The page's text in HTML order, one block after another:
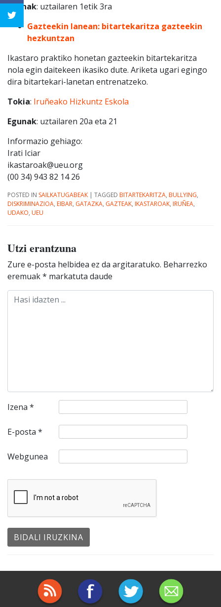
Egunak: uztailaren 1etik 3ra
Gazteekin lanean: bitartekaritza gazteekin
hezkuntzan
Ikastaro praktiko honetan gazteekin bitartekaritza
nola egin daitekeen ikasiko dute. Ariketa ugari egingo
dira bitartekari-lanetan entrenatzeko.
Tokia: Iruñeako Hizkuntz Eskola
Egunak: uztailaren 20a eta 21
Informazio gehiago:
Irati Iciar
ikastaroak@ueu.org
(00 34) 943 82 14 26
POSTED IN SAILKATUGABEAK | TAGGED BITARTEKARITZA, BULLYING,
DISKRIMINAZIOA, EIBAR, GATAZKA, GAZTEAK, IKASTAROAK, IRUÑEA,
UDAKO, UEU
Utzi erantzuna
Zure e-posta helbidea ez da argitaratuko. Beharrezko
eremuak* markatuta daude
Izena *
E-posta *
Webgunea